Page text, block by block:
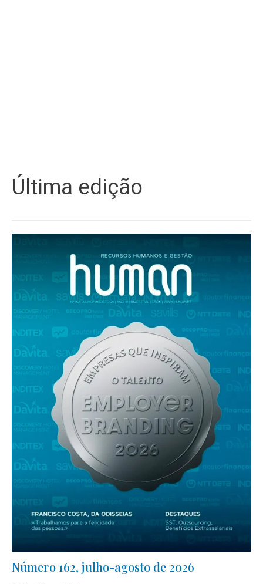
Última edição
Número 162, julho-agosto de 2026